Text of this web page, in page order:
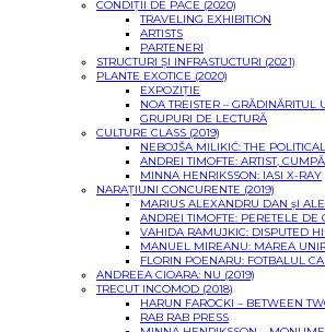
CONDIȚII DE PACE (2020)
TRAVELING EXHIBITION
ARTISTS
PARTENERI
STRUCTURI ȘI INFRASTUCTURI (2021)
PLANTE EXOTICE (2020)
EXPOZIȚIE
NOA TREISTER –
GRUPURI DE LECTURĂ
CULTURE CLASS (2019)
NEBOJŠA MILIKIĆ: THE
ANDREI TIMOFTE: ARTIST,
MINNA HENRIKSSON: IASI X-RAY
NARAȚIUNI CONCURENTE (2019)
MARIUS ALEXANDRU DAN șI
ANDREI TIMOFTE: PERETELE
VAHIDA RAMUJKIC: DISPUTED
MANUEL MIREANU: MAREA
FLORIN POENARU: FOTBALUL
ANDREEA CIOARA: NU (2019)
TRECUT INCOMOD (2018)
HARUN FAROCKI – BETWEEN
RAB RAB PRESS